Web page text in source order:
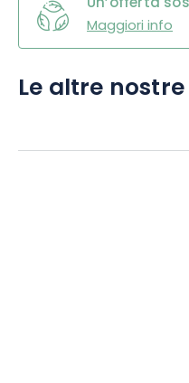
Maggiori info
Le altre